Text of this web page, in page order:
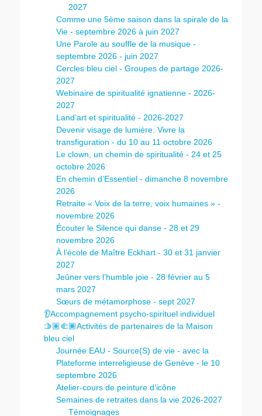
2027
Comme une 5ème saison dans la spirale de la
Vie - septembre 2026 à juin 2027
Une Parole au souffle de la musique -
septembre 2026 - juin 2027
Cercles bleu ciel - Groupes de partage 2026-
2027
Webinaire de spiritualité ignatienne - 2026-
2027
Land’art et spiritualité - 2026-2027
Devenir visage de lumière. Vivre la
transfiguration - du 10 au 11 octobre 2026
Le clown, un chemin de spiritualité - 24 et 25
octobre 2026
En chemin d’Essentiel - dimanche 8 novembre
2026
Retraite « Voix de la terre, voix humaines » -
novembre 2026
Écouter le Silence qui danse - 28 et 29
novembre 2026
À l’école de Maître Eckhart - 30 et 31 janvier
2027
Jeûner vers l’humble joie - 28 février au 5
mars 2027
Sœurs de métamorphose - sept 2027
👂Accompagnement psycho-spirituel individuel
🫱🏽‍🫲🏾Activités de partenaires de la Maison
bleu ciel
Journée EAU - Source(S) de vie - avec la
Plateforme interreligieuse de Genève - le 10
septembre 2026
Atelier-cours de peinture d’icône
Semaines de retraites dans la vie 2026-2027
Témoignages